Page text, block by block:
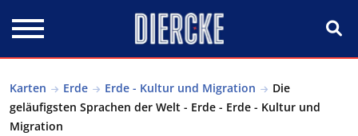
Karten Erde Erde - Kultur und Migration
Die
geläufigsten Sprachen der Welt - Erde - Erde - Kultur und
Migration